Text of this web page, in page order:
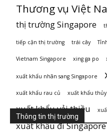
Thương vụ Việt
thị trường Singapore
tiếp cận thị trường trái cây
Vietnam Singapore xing ga po
xuất khẩu nhãn sang Singapore
xuất khẩu rau củ xuất khẩu thủy
xuất khẩu vải thiều
xuất khẩu đi Singapore
Thông tin thị trường